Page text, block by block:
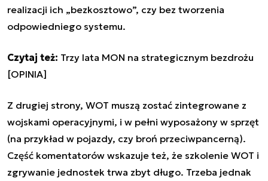
realizacji ich „bezkosztowo”, czy bez tworzenia
odpowiedniego systemu.
Czytaj też: Trzy lata MON na strategicznym bezdrożu
[OPINIA]
Z drugiej strony, WOT muszą zostać zintegrowane z
wojskami operacyjnymi, i w pełni wyposażony w sprzęt
(na przykład w pojazdy, czy broń przeciwpancerną).
Część komentatorów wskazuje też, że szkolenie WOT i
zgrywanie jednostek trwa zbyt długo. Trzeba jednak